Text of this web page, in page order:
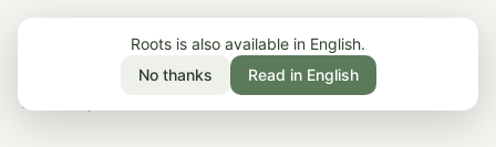
Inicio
Roots is also available in English.
No thanks
Read in English